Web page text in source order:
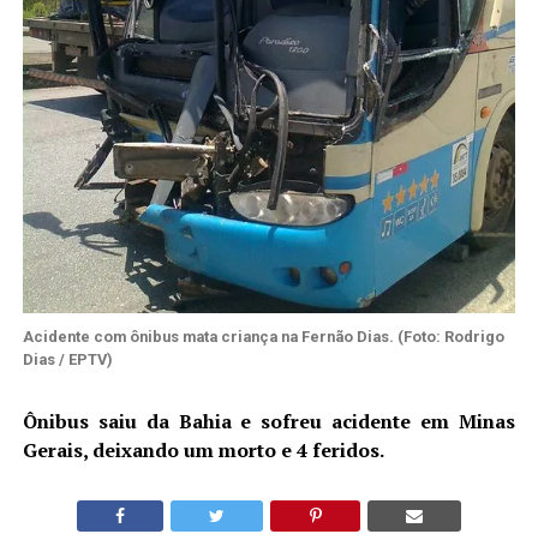
Acidente com ônibus mata criança na Fernão Dias. (Foto: Rodrigo
Dias / EPTV)
Ônibus saiu da Bahia e sofreu acidente em Minas
Gerais, deixando um morto e 4 feridos.